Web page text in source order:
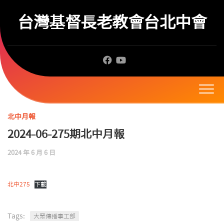
content台灣基督長老教會台北中會
北中月報
2024-06-275期北中月報
2024 年 6 月 6 日
北中275 下載
Tags: 大眾傳播事工部